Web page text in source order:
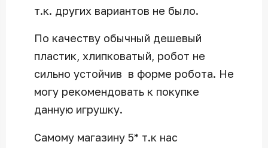
т.к. других вариантов не было.
По качеству обычный дешевый
пластик, хлипковатый, робот не
сильно устойчив в форме робота. Не
могу рекомендовать к покупке
данную игрушку.
Самому магазину 5* т.к нас